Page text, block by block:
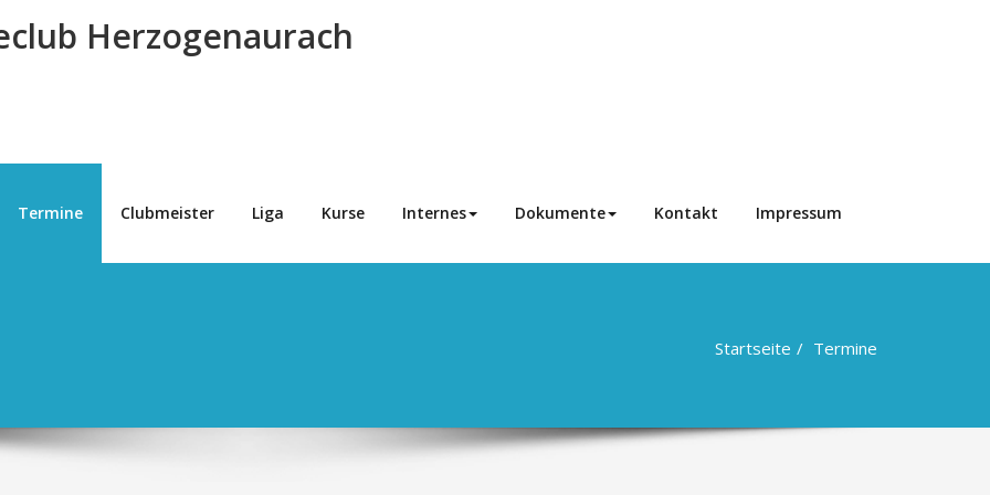
Herzogenaurach
Termine Clubmeister Liga Kurse Internes Dokumente Kontakt Impressum
Startseite Termine